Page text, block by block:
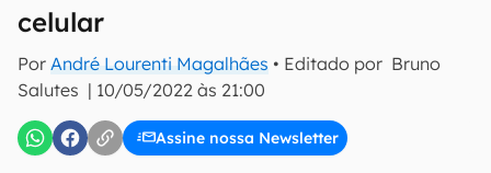
celular
Por André Lourenti Magalhães • Editado por Bruno
Salutes | 10/05/2022 às 21:00
Assine nossa Newsletter
E-mail